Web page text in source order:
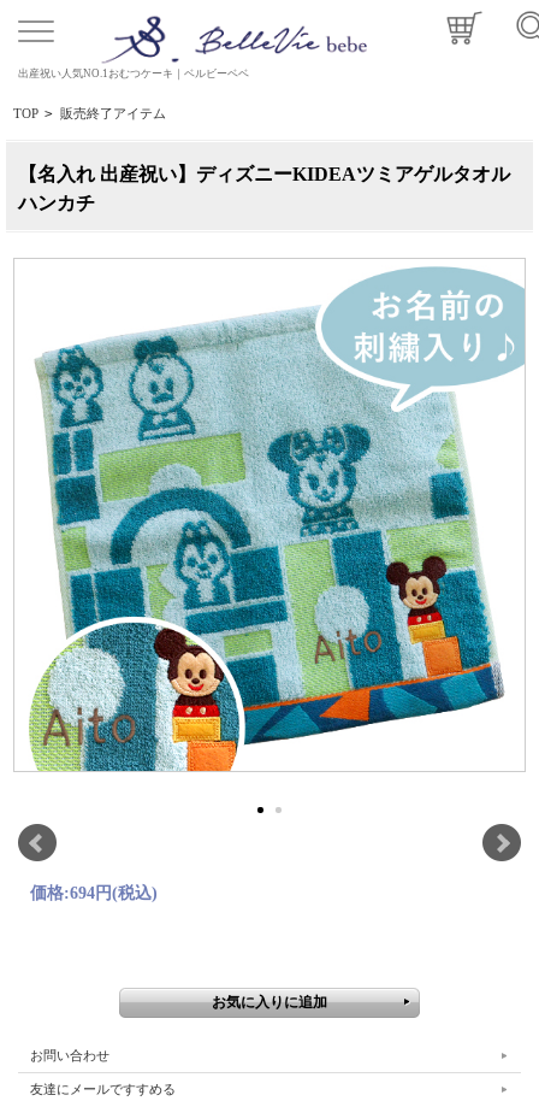
出産祝い人気NO.1おむつケーキ｜ベルビーベベ
TOP > 販売終了アイテム
【名入れ 出産祝い】ディズニーKIDEAツミアゲルタオル
ハンカチ
価格:694円(税込)
お問い合わせ
友達にメールですすめる